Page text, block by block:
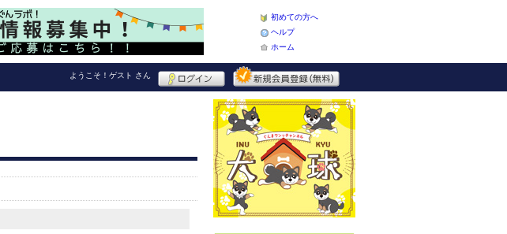
初めての方へ
ヘルプ
ホーム
ようこそ！ ゲスト さん